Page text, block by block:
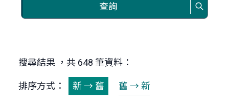
查詢
搜尋結果 ，共 648 筆資料：
排序方式： 新 → 舊 舊 → 新